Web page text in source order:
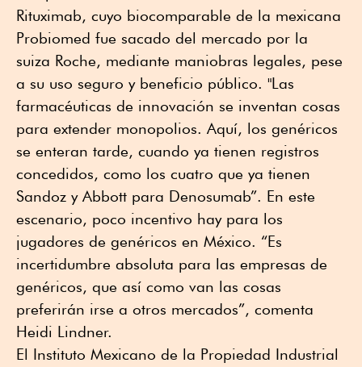
Rituximab, cuyo biocomparable de la mexicana
Probiomed fue sacado del mercado por la
suiza Roche, mediante maniobras legales, pese
a su uso seguro y beneficio público. "Las
farmacéuticas de innovación se inventan cosas
para extender monopolios. Aquí, los genéricos
se enteran tarde, cuando ya tienen registros
concedidos, como los cuatro que ya tienen
Sandoz y Abbott para Denosumab”. En este
escenario, poco incentivo hay para los
jugadores de genéricos en México. “Es
incertidumbre absoluta para las empresas de
genéricos, que así como van las cosas
preferirán irse a otros mercados”, comenta
Heidi Lindner.
El Instituto Mexicano de la Propiedad Industrial